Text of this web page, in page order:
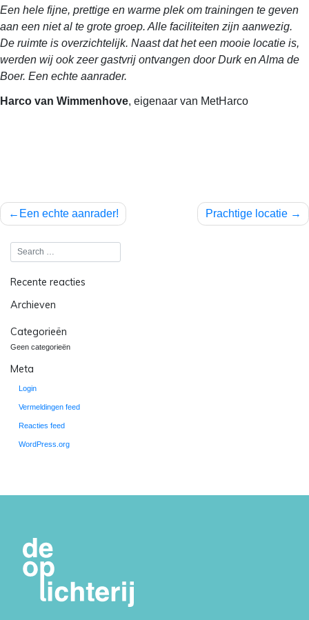
Een hele fijne, prettige en warme plek om trainingen te geven
aan een niet al te grote groep. Alle faciliteiten zijn aanwezig.
De ruimte is overzichtelijk. Naast dat het een mooie locatie is,
werden wij ook zeer gastvrij ontvangen door Durk en Alma de
Boer. Een echte aanrader.
Harco van Wimmenhove, eigenaar van MetHarco
Bericht
navigatie
Een echte aanrader! Prachtige locatie
Recente reacties
Archieven
Categorieën
Geen categorieën
Meta
Login
Vermeldingen feed
Reacties feed
WordPress.org